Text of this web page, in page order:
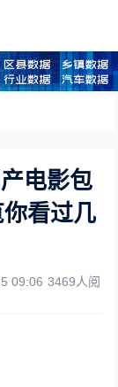
电影包
看过几
09:06 3469人阅